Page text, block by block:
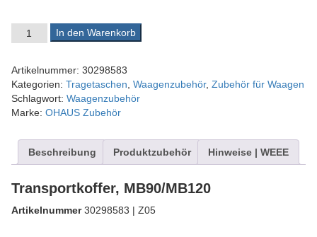
OHAUS Transportkoffer, MB90/MB120 | Art.-Nr.: 30298583
In den Warenkorb
Artikelnummer: 30298583
Kategorien: Tragetaschen Waagenzubehör, Zubehör für Waagen
Schlagwort: Waagenzubehör
Marke: OHAUS Zubehör
Beschreibung Produktzubehör Hinweise | WEEE
Transportkoffer, MB90/MB120
Artikelnummer30298583 | Z05